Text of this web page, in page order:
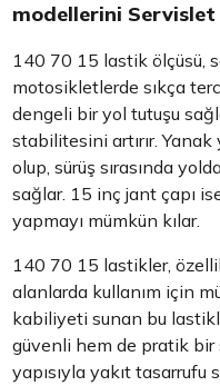
modellerini Servislet
140 70 15 lastik ölçüsü,
motosikletlerde sıkça
dengeli bir yol tutuşu
stabilitesini artırır.
olup, sürüş sırasında
sağlar. 15 inç jant çapı
yapmayı mümkün kılar.
140 70 15 lastikler,
alanlarda kullanım için
kabiliyeti sunan bu
güvenli hem de pratik
yapısıyla yakıt tasarrufu